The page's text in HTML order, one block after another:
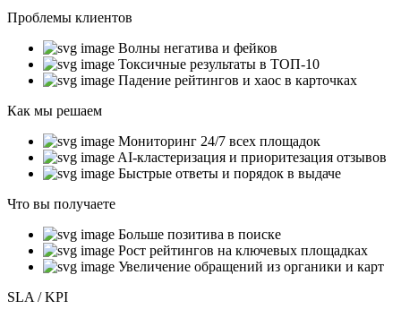
Проблемы клиентов
Волны негатива и фейков
Токсичные результаты в ТОП-10
Падение рейтингов и хаос в карточках
Как мы решаем
Мониторинг 24/7 всех площадок
AI-кластеризация и приоритезация отзывов
Быстрые ответы и порядок в выдаче
Что вы получаете
Больше позитива в поиске
Рост рейтингов на ключевых площадках
Увеличение обращений из органики и карт
SLA / KPI